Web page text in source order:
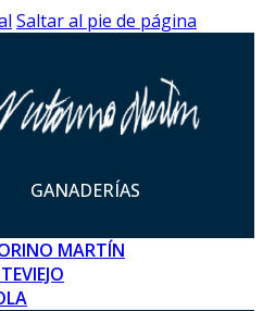
Saltar al pie de página
GANADERÍAS
MARTÍN